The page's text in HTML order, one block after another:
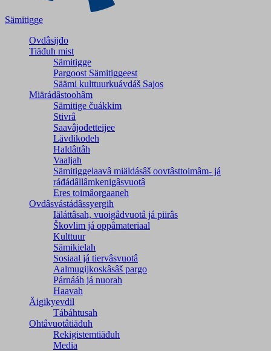
Sämitigge
Ovdâsijđo
Tiäđuh mist
Sämitigge
Pargoost Sämitiggeest
Säämi kulttuurkuávdáš Sajos
Miärádâstoohâm
Sämitige čuákkim
Stivrâ
Saavâjođetteijee
Lävdikodeh
Haldâttâh
Vaaljah
Sämitiggelaavâ miäldásâš oovtâsttoimâm- já
ráđádâllâmkenigâsvuotâ
Eres toimâorgaaneh
Ovdâsvástádâssyergih
Iäláttâsah, vuoigâdvuotâ já piirâs
Škovlim já oppâmateriaal
Kulttuur
Sämikielah
Sosiaal já tiervâsvuotâ
Aalmugijkoskâsâš pargo
Párnááh já nuorah
Haavah
Äigikyevdil
Tábáhtusah
Ohtâvuotâtiäđuh
Rekigistemtiäđuh
Media